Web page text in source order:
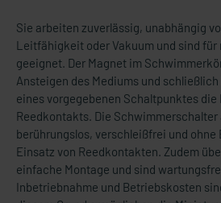
Sie arbeiten zuverlässig, unabhängig
Leitfähigkeit oder Vakuum und sind für
geeignet. Der Magnet im
Ansteigen des Mediums und
eines vorgegebenen Schaltpunktes die
Reedkontakts. Die Schwimmerschalter
berührungslos, verschleißfrei und ohne
Einsatz von Reedkontakten. Zudem
einfache Montage und sind
Inbetriebnahme und Betriebskosten